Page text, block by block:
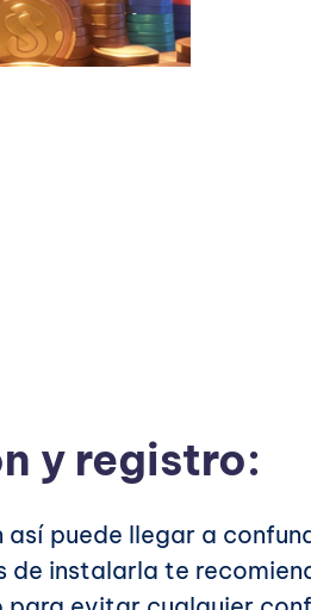
y registro:
puede llegar a
de instalarla te